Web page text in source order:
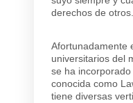
derechos de otros.
Afortunadamente
universitarios del
se ha
conocida como
tiene diversas